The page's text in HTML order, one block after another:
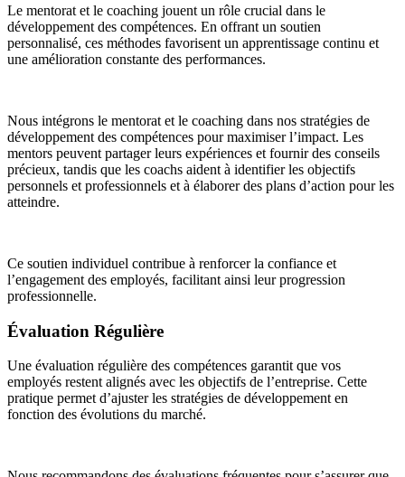
Le mentorat et le coaching jouent un rôle crucial dans le
développement des compétences. En offrant un soutien
personnalisé, ces méthodes favorisent un apprentissage continu et
une amélioration constante des performances.
Nous intégrons le mentorat et le coaching dans nos stratégies de
développement des compétences pour maximiser l’impact. Les
mentors peuvent partager leurs expériences et fournir des conseils
précieux, tandis que les coachs aident à identifier les objectifs
personnels et professionnels et à élaborer des plans d’action pour les
atteindre.
Ce soutien individuel contribue à renforcer la confiance et
l’engagement des employés, facilitant ainsi leur progression
professionnelle.
Évaluation Régulière
Une évaluation régulière des compétences garantit que vos
employés restent alignés avec les objectifs de l’entreprise. Cette
pratique permet d’ajuster les stratégies de développement en
fonction des évolutions du marché.